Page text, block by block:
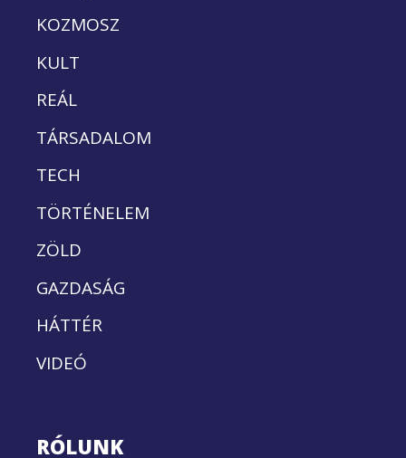
KOZMOSZ
KULT
REÁL
TÁRSADALOM
TECH
TÖRTÉNELEM
ZÖLD
GAZDASÁG
HÁTTÉR
VIDEÓ
RÓLUNK